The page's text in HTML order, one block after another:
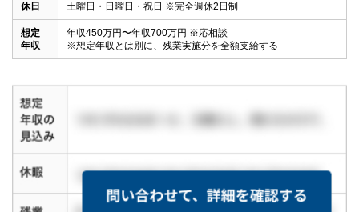
休日 土曜日・日曜日・祝日 ※完全週休2日制
想定
年収
年収450万円〜年収700万円 ※応相談
※想定年収とは別に、残業実施分を全額支給する